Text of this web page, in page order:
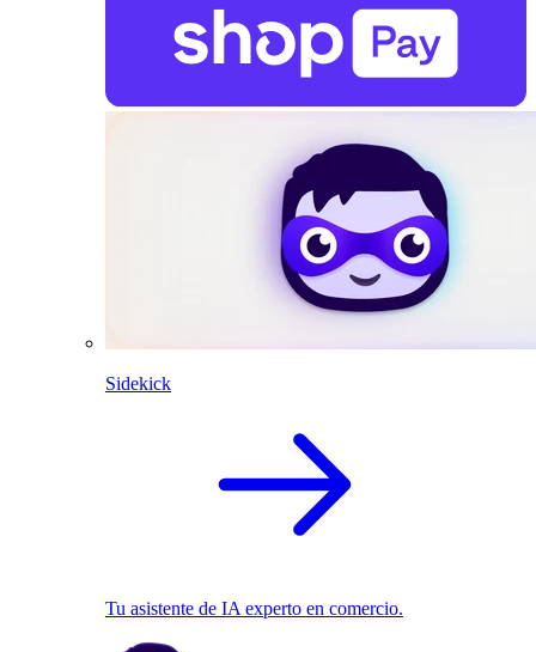
Sidekick
Tu asistente de IA experto en comercio.